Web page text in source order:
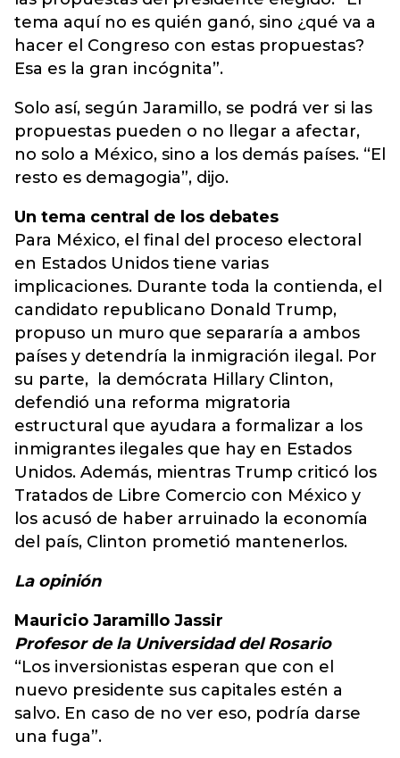
tema aquí no es quién ganó, sino ¿qué va a
hacer el Congreso con estas propuestas?
Esa es la gran incógnita”.
Solo así, según Jaramillo, se podrá ver si las
propuestas pueden o no llegar a afectar,
no solo a México, sino a los demás países. “El
resto es demagogia”, dijo.
Un tema central de los debates
Para México, el final del proceso electoral
en Estados Unidos tiene varias
implicaciones. Durante toda la contienda, el
candidato republicano Donald Trump,
propuso un muro que separaría a ambos
países y detendría la inmigración ilegal. Por
su parte, la demócrata Hillary Clinton,
defendió una reforma migratoria
estructural que ayudara a formalizar a los
inmigrantes ilegales que hay en Estados
Unidos. Además, mientras Trump criticó los
Tratados de Libre Comercio con México y
los acusó de haber arruinado la economía
del país, Clinton prometió mantenerlos.
La opinión
Mauricio Jaramillo Jassir
Profesor de la Universidad del Rosario
“Los inversionistas esperan que con el
nuevo presidente sus capitales estén a
salvo. En caso de no ver eso, podría darse
una fuga”.